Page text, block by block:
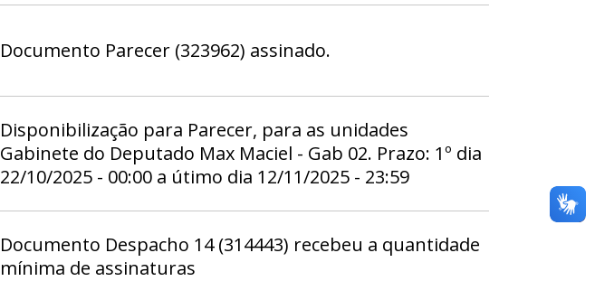
Documento Parecer (323962) assinado.
Disponibilização para Parecer, para as unidades
Gabinete do Deputado Max Maciel - Gab 02. Prazo: 1º dia
22/10/2025 - 00:00 a útimo dia 12/11/2025 - 23:59
Documento Despacho 14 (314443) recebeu a quantidade
mínima de assinaturas